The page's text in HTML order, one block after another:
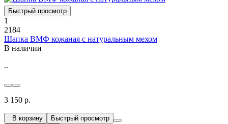
Быстрый просмотр
1
2184
Шапка ВМФ кожаная с натуральным мехом
В наличии
..
3 150 р.
В корзину
Быстрый просмотр